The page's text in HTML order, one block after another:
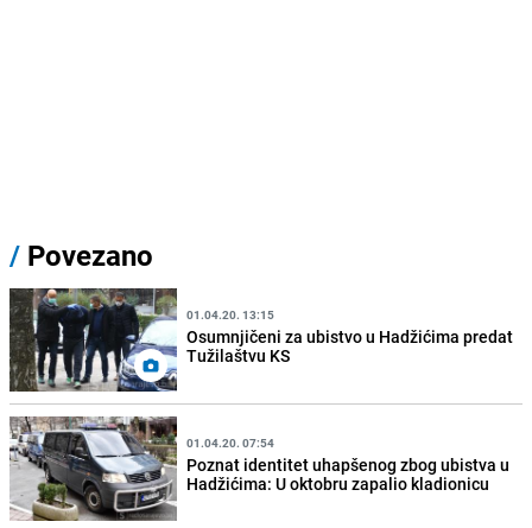
/ Povezano
01.04.20. 13:15
Osumnjičeni za ubistvo u Hadžićima predat
Tužilaštvu KS
01.04.20. 07:54
Poznat identitet uhapšenog zbog ubistva u
Hadžićima: U oktobru zapalio kladionicu